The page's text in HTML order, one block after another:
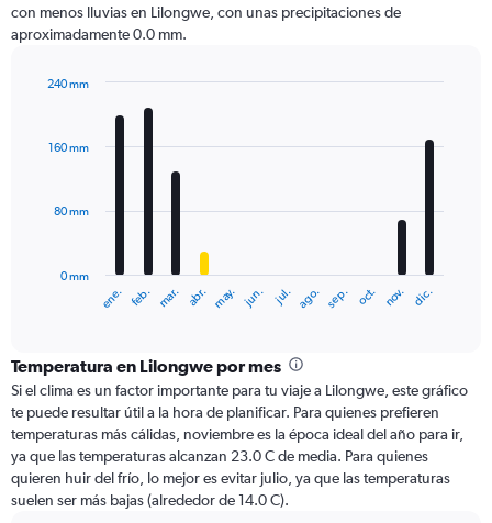
con menos lluvias en Lilongwe, con unas precipitaciones de
aproximadamente 0.0 mm.
with
12
The
categories.
Range:
12
categories.
The
chart
has
1
ene. feb. mar. abr. may. jun. jul. ago. sep. oct. nov. dic.
0 mm
80 mm
160 mm
240 mm
Temperatura en Lilongwe por mes
Si el clima es un factor importante para tu viaje a Lilongwe, este gráfico
te puede resultar útil a la hora de planificar. Para quienes prefieren
temperaturas más cálidas, noviembre es la época ideal del año para ir,
ya que las temperaturas alcanzan 23.0 C de media. Para quienes
quieren huir del frío, lo mejor es evitar julio, ya que las temperaturas
suelen ser más bajas (alrededor de 14.0 C).